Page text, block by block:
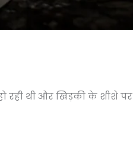
रही थी और खिड़की के शीशे पर